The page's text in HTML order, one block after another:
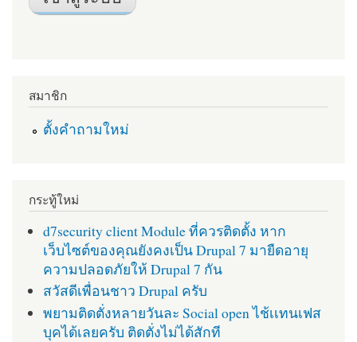
สมาชิก
ตั้งคำถามใหม่
กระทู้ใหม่
d7security client Module ที่ควรติดตั้ง หาก
เว็บไซต์ของคุณยังคงเป็น Drupal 7 มายืดอายุ
ความปลอดภัยให้ Drupal 7 กัน
สวัสดีเพื่อนชาว Drupal ครับ
พยามติดตั่งหลายวันละ Social open ไช้เเทนเฟส
บุคได้เลยครับ ติดตั่งไม่ได้สักที